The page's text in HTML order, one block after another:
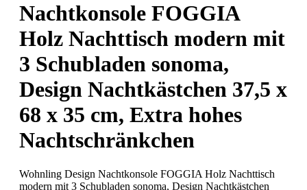
Nachtkonsole FOGGIA
Holz Nachttisch modern mit
3 Schubladen sonoma,
Design Nachtkästchen 37,5 x
68 x 35 cm, Extra hohes
Nachtschränkchen
Wohnling Design Nachtkonsole FOGGIA Holz Nachttisch
modern mit 3 Schubladen sonoma, Design Nachtkästchen